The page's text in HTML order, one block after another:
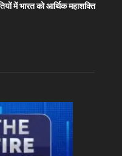
में भारत को आर्थिक महाशक्ति